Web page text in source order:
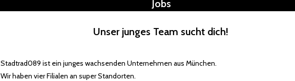
Jobs
Unser junges Team sucht dich!
Stadtrad089 ist ein junges wachsenden Unternehmen aus München.
Wir haben vier Filialen an super Standorten.